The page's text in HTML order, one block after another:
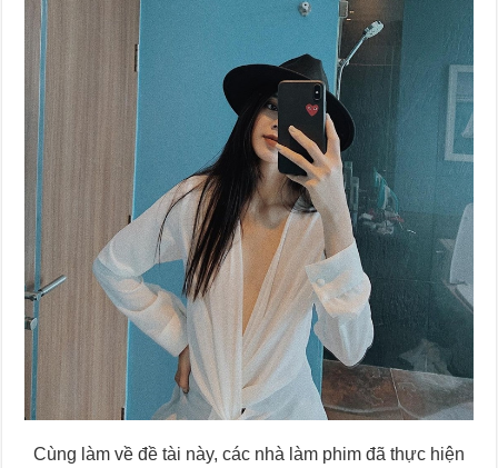
Cùng làm về đề tài này, các nhà làm phim đã thực hiện